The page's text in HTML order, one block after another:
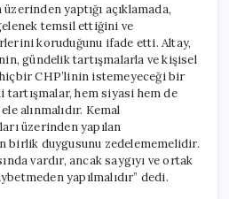
yaptığı açıklamada,
temsil ettiğini ve
koruduğunu ifade etti. Altay,
gündelik tartışmalarla ve kişisel
CHP’linin istemeyeceği bir
tartışmalar, hem siyasi hem de
alınmalıdır. Kemal
üzerinden yapılan
birlik duygusunu zedelememelidir.
vardır, ancak saygıyı ve ortak
yapılmalıdır” dedi.